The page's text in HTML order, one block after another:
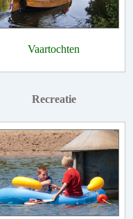
Vaartochten
Recreatie